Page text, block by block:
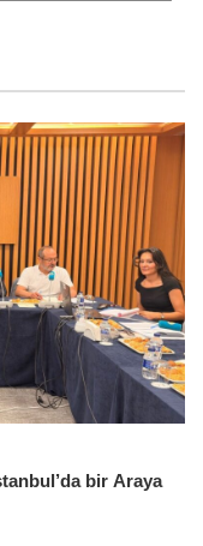
bir Araya